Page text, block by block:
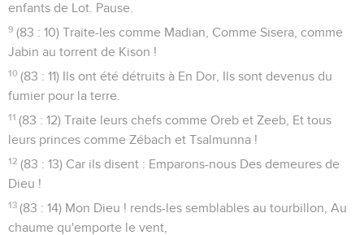
enfants de Lot. Pause.
9 (83 : 10) Traite-les comme Madian, Comme Sisera, comme
Jabin au torrent de Kison !
10 (83 : 11) Ils ont été détruits à En Dor, Ils sont devenus du
fumier pour la terre.
11 (83 : 12) Traite leurs chefs comme Oreb et Zeeb, Et tous
leurs princes comme Zébach et Tsalmunna !
12 (83 : 13) Car ils disent : Emparons-nous Des demeures de
Dieu !
13 (83 : 14) Mon Dieu ! rends-les semblables au tourbillon, Au
chaume qu'emporte le vent,